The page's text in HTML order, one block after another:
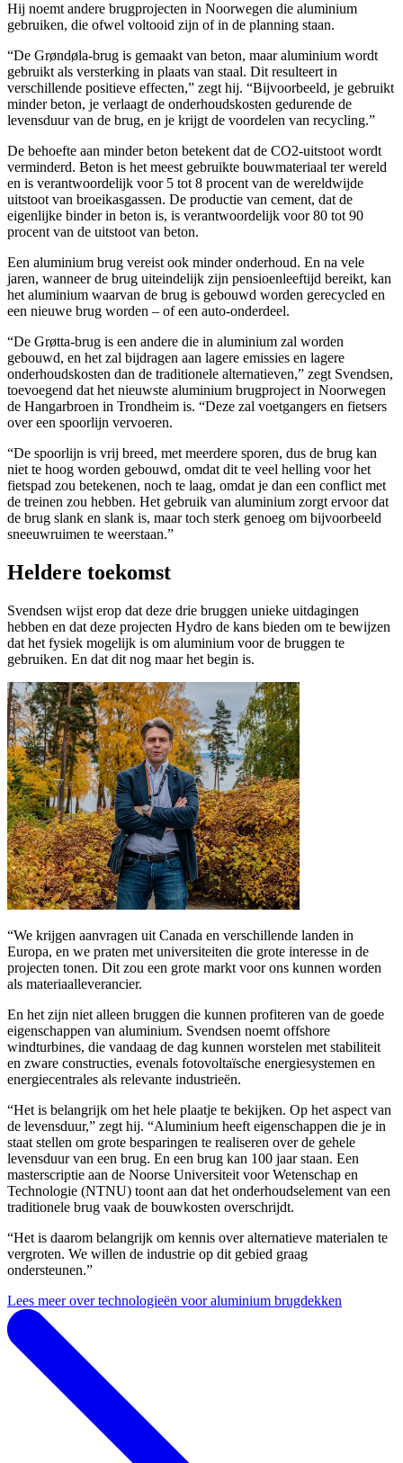
Hij noemt andere brugprojecten in Noorwegen die aluminium
gebruiken, die ofwel voltooid zijn of in de planning staan.
“De Grøndøla-brug is gemaakt van beton, maar aluminium wordt
gebruikt als versterking in plaats van staal. Dit resulteert in
verschillende positieve effecten,” zegt hij. “Bijvoorbeeld, je gebruikt
minder beton, je verlaagt de onderhoudskosten gedurende de
levensduur van de brug, en je krijgt de voordelen van recycling.”
De behoefte aan minder beton betekent dat de CO2-uitstoot wordt
verminderd. Beton is het meest gebruikte bouwmateriaal ter wereld
en is verantwoordelijk voor 5 tot 8 procent van de wereldwijde
uitstoot van broeikasgassen. De productie van cement, dat de
eigenlijke binder in beton is, is verantwoordelijk voor 80 tot 90
procent van de uitstoot van beton.
Een aluminium brug vereist ook minder onderhoud. En na vele
jaren, wanneer de brug uiteindelijk zijn pensioenleeftijd bereikt, kan
het aluminium waarvan de brug is gebouwd worden gerecycled en
een nieuwe brug worden – of een auto-onderdeel.
“De Grøtta-brug is een andere die in aluminium zal worden
gebouwd, en het zal bijdragen aan lagere emissies en lagere
onderhoudskosten dan de traditionele alternatieven,” zegt Svendsen,
toevoegend dat het nieuwste aluminium brugproject in Noorwegen
de Hangarbroen in Trondheim is. “Deze zal voetgangers en fietsers
over een spoorlijn vervoeren.
“De spoorlijn is vrij breed, met meerdere sporen, dus de brug kan
niet te hoog worden gebouwd, omdat dit te veel helling voor het
fietspad zou betekenen, noch te laag, omdat je dan een conflict met
de treinen zou hebben. Het gebruik van aluminium zorgt ervoor dat
de brug slank en slank is, maar toch sterk genoeg om bijvoorbeeld
sneeuwruimen te weerstaan.”
Heldere toekomst
Svendsen wijst erop dat deze drie bruggen unieke uitdagingen
hebben en dat deze projecten Hydro de kans bieden om te bewijzen
dat het fysiek mogelijk is om aluminium voor de bruggen te
gebruiken. En dat dit nog maar het begin is.
“We krijgen aanvragen uit Canada en verschillende landen in
Europa, en we praten met universiteiten die grote interesse in de
projecten tonen. Dit zou een grote markt voor ons kunnen worden
als materiaalleverancier.
En het zijn niet alleen bruggen die kunnen profiteren van de goede
eigenschappen van aluminium. Svendsen noemt offshore
windturbines, die vandaag de dag kunnen worstelen met stabiliteit
en zware constructies, evenals fotovoltaïsche energiesystemen en
energiecentrales als relevante industrieën.
“Het is belangrijk om het hele plaatje te bekijken. Op het aspect van
de levensduur,” zegt hij. “Aluminium heeft eigenschappen die je in
staat stellen om grote besparingen te realiseren over de gehele
levensduur van een brug. En een brug kan 100 jaar staan. Een
masterscriptie aan de Noorse Universiteit voor Wetenschap en
Technologie (NTNU) toont aan dat het onderhoudselement van een
traditionele brug vaak de bouwkosten overschrijdt.
“Het is daarom belangrijk om kennis over alternatieve materialen te
vergroten. We willen de industrie op dit gebied graag
ondersteunen.”
Lees meer over technologieën voor aluminium brugdekken